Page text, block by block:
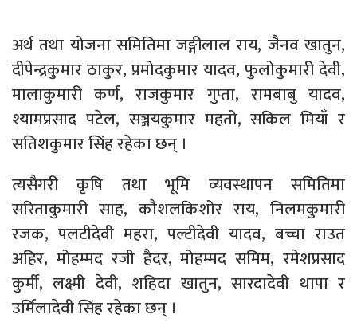
अर्थ तथा योजना समितिमा जङ्गीलाल राय, जैनव खातुन,
दीपेन्द्रकुमार ठाकुर, प्रमोदकुमार यादव, फुलोकुमारी देवी,
मालाकुमारी कर्ण, राजकुमार गुप्ता, रामबाबु यादव,
श्यामप्रसाद पटेल, सञ्जयकुमार महतो, सकिल मियाँ र
सतिशकुमार सिंह रहेका छन् ।
त्यसैगरी कृषि तथा भूमि व्यवस्थापन समितिमा
सरिताकुमारी साह, कौशलकिशोर राय, निलमकुमारी
रजक, पलटीदेवी महरा, पल्टीदेवी यादव, बच्चा राउत
अहिर, मोहम्मद रजी हैदर, मोहम्मद समिम, रमेशप्रसाद
कुर्मी, लक्ष्मी देवी, शहिदा खातुन, सारदादेवी थापा र
उर्मिलादेवी सिंह रहेका छन् ।